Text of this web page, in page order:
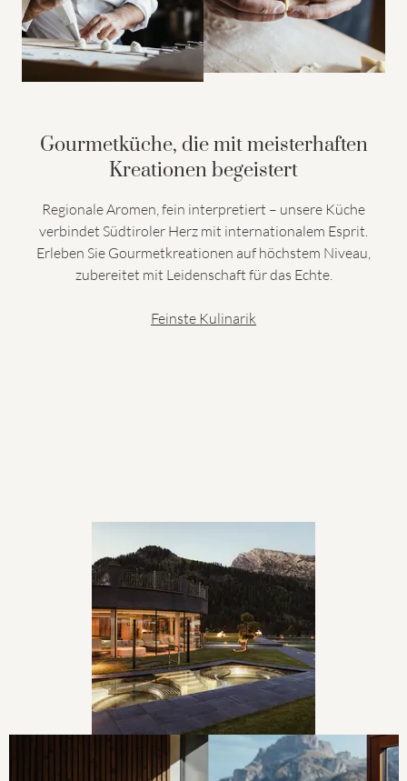
Gourmetküche, die mit meisterhaften
Kreationen begeistert
Regionale Aromen, fein interpretiert – unsere Küche
verbindet Südtiroler Herz mit internationalem Esprit.
Erleben Sie Gourmetkreationen auf höchstem Niveau,
zubereitet mit Leidenschaft für das Echte.
Feinste Kulinarik